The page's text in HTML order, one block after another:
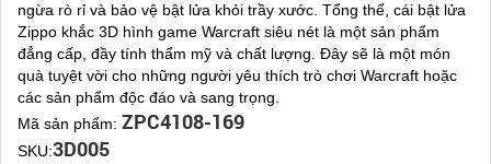
ngừa rò rỉ và bảo vệ bật lửa khỏi trầy xước. Tổng thể, cái bật lửa
Zippo khắc 3D hình game Warcraft siêu nét là một sản phẩm
đẳng cấp, đầy tính thẩm mỹ và chất lượng. Đây sẽ là một món
quà tuyệt vời cho những người yêu thích trò chơi Warcraft hoặc
các sản phẩm độc đáo và sang trọng.
Mã sản phẩm: ZPC4108-169
SKU:3D005